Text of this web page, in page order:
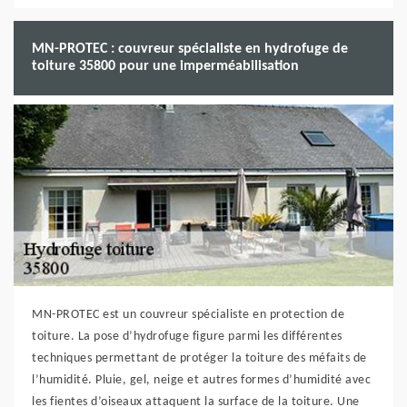
MN-PROTEC : couvreur spécialiste en hydrofuge de
toiture 35800 pour une imperméabilisation
MN-PROTEC est un couvreur spécialiste en protection de
toiture. La pose d’hydrofuge figure parmi les différentes
techniques permettant de protéger la toiture des méfaits de
l’humidité. Pluie, gel, neige et autres formes d’humidité avec
les fientes d’oiseaux attaquent la surface de la toiture. Une